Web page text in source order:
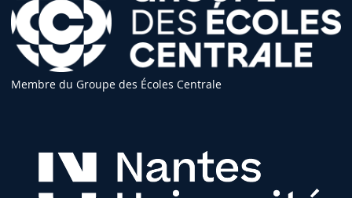
Membre du Groupe des Écoles Centrale